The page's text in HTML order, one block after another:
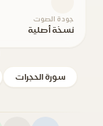
جودة الصوت
نسخة أصلية
سورة الحجرات